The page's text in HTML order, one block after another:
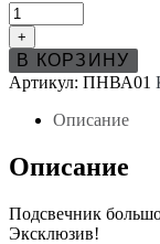
+
В КОРЗИНУ
Артикул: ПНВА01
Описание
Описание
Подсвечник
Эксклюзив!